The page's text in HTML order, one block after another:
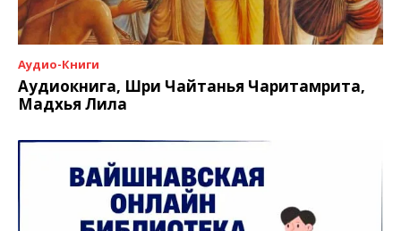
Аудио-Книги
Аудиокнига, Шри Чайтанья Чаритамрита,
Мадхья Лила